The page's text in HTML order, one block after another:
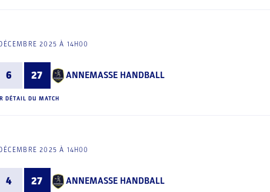
2025 À 14H00
6 27 ANNEMASSE HANDBALL
DÉTAIL DU MATCH
2025 À 14H00
4 27 ANNEMASSE HANDBALL